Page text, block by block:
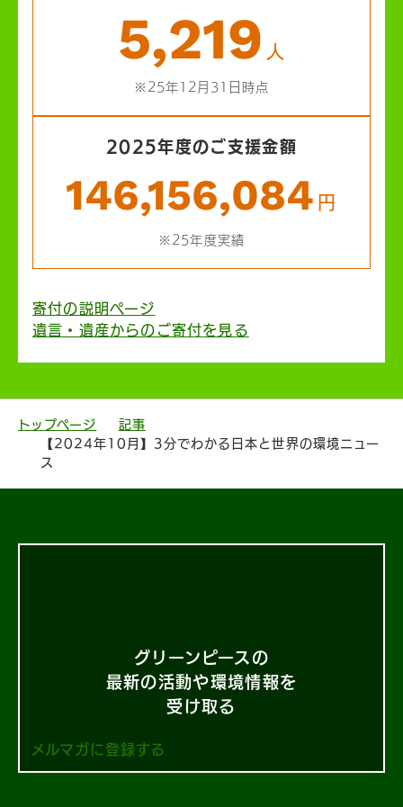
5,219 人
※25年12月31日時点
2025年度のご支援金額
146,156,084 円
※25年度実績
寄付の説明ページ
遺言・遺産からのご寄付を見る
トップページ
記事
【2024年10月】3分でわかる日本と世界の環境ニュー
ス
グリーンピースの
最新の活動や環境情報を
受け取る
メルマガに登録する